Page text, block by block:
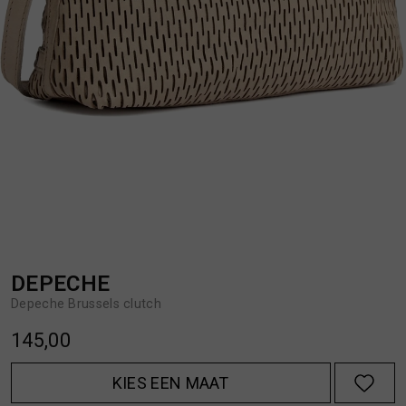
BROEKEN
HANDSCHOENEN
JASSEN
JEANS
DEPECHE
Depeche Brussels clutch
145,00
KIES EEN MAAT